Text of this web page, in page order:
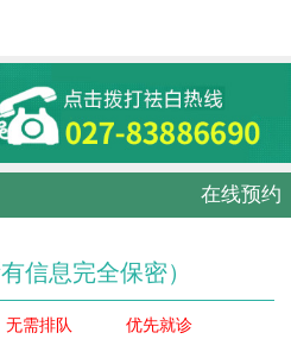
在线预约
有信息完全保密）
无需排队 优先就诊